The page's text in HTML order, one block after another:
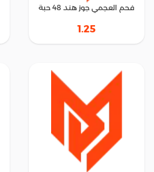
فحم العجمي جوز هند 48 حبة
1.25